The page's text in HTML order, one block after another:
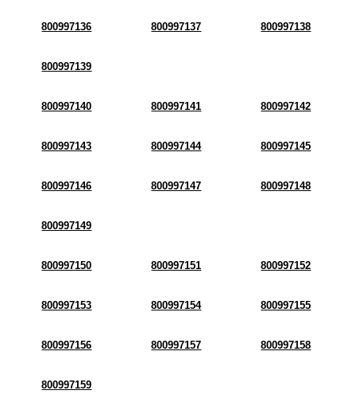
800997136 800997137 800997138
800997139
800997140 800997141 800997142
800997143 800997144 800997145
800997146 800997147 800997148
800997149
800997150 800997151 800997152
800997153 800997154 800997155
800997156 800997157 800997158
800997159